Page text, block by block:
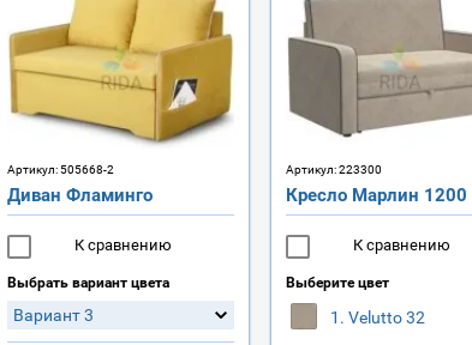
Артикул:505668-2
Диван Фламинго
К сравнению
Выбрать вариант цвета
Вариант 3
Артикул:223300
Кресло Марлин 1200
К сравнению
Выберите цвет
1. Velutto 32